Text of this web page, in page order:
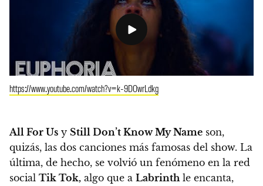
https://www.youtube.com/watch?v=k-9DOwrLdkg
All For Us y Still Don’t Know My Name son,
quizás, las dos canciones más famosas del show. La
última, de hecho, se volvió un fenómeno en la red
social Tik Tok, algo que a Labrinth le encanta,